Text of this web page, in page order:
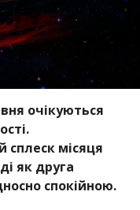
очікуються
сплеск місяця
як друга
спокійною.